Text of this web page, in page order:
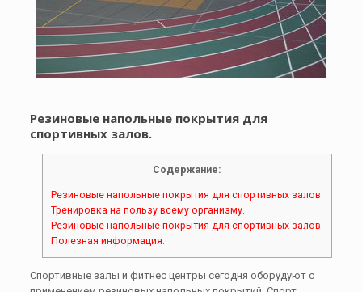
Резиновые напольные покрытия для
спортивных залов.
Содержание:
Резиновые напольные покрытия для спортивных залов.
Тренировка на пользу всему организму.
Резиновые напольные покрытия для спортивных залов.
Полезная информация:
Спортивные залы и фитнес центры сегодня оборудуют с